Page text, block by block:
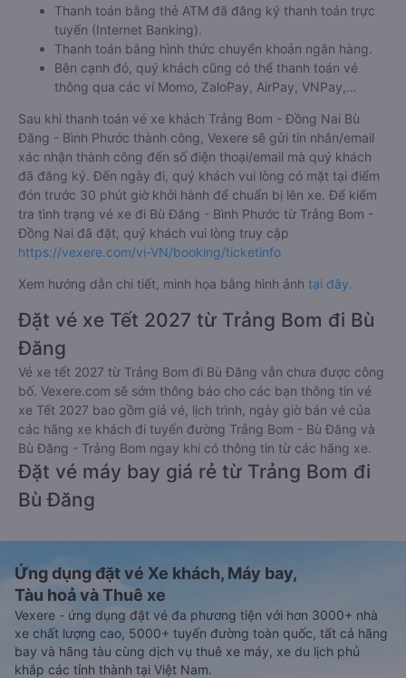
Thanh toán bằng thẻ ATM đã đăng ký thanh toán trực
tuyến (Internet Banking).
Thanh toán bằng hình thức chuyển khoản ngân hàng.
Bên cạnh đó, quý khách cũng có thể thanh toán vé
thông qua các ví Momo, ZaloPay, AirPay, VNPay,…
Sau khi thanh toán vé xe khách Trảng Bom - Đồng Nai Bù
Đăng - Bình Phước thành công, Vexere sẽ gửi tin nhắn/email
xác nhận thành công đến số điện thoại/email mà quý khách
đã đăng ký. Đến ngày đi, quý khách vui lòng có mặt tại điểm
đón trước 30 phút giờ khởi hành để chuẩn bị lên xe. Để kiểm
tra tình trạng vé xe đi Bù Đăng - Bình Phước từ Trảng Bom -
Đồng Nai đã đặt, quý khách vui lòng truy cập
https://vexere.com/vi-VN/booking/ticketinfo
Xem hướng dẫn chi tiết, minh họa bằng hình ảnh tại đây.
Đặt vé xe Tết 2027 từ Trảng Bom đi Bù
Đăng
Vé xe tết 2027 từ Trảng Bom đi Bù Đăng vẫn chưa được công
bố. Vexere.com sẽ sớm thông báo cho các bạn thông tin vé
xe Tết 2027 bao gồm giá vé, lịch trình, ngày giờ bán vé của
các hãng xe khách đi tuyến đường Trảng Bom - Bù Đăng và
Bù Đăng - Trảng Bom ngay khi có thông tin từ các hãng xe.
Đặt vé máy bay giá rẻ từ Trảng Bom đi
Bù Đăng
Ứng dụng đặt vé Xe khách, Máy bay,
Tàu hoả và Thuê xe
Vexere - ứng dụng đặt vé đa phương tiện với hơn 3000+ nhà
xe chất lượng cao, 5000+ tuyến đường toàn quốc, tất cả hãng
bay và hãng tàu cùng dịch vụ thuê xe máy, xe du lịch phủ
khắp các tỉnh thành tại Việt Nam.